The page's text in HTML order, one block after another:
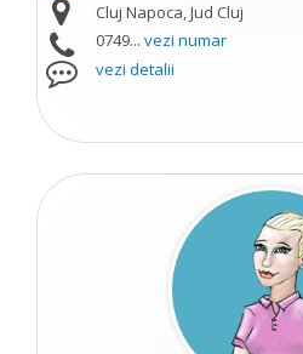
Cluj Napoca, Jud Cluj
0749... vezi numar
vezi detalii